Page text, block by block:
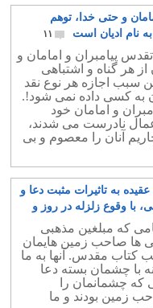
و حتی خدا، توهم
نام ادیان است
۱۱
تقدس پیامبران و امامان و
هر گناه و اشتباهی
سبب اجازه هر نوع نقد
به کسی داده نمی شود!.
و امامان خود
نادرست می شدند،
آنان را معصوم و بی
نیاوریم..
به تاثیرات مثبت دعا و
با وقوع زلزله در روز و
که مبلغین مذهبی
ها صاحب زمین هایمان
کتاب مقدس. آنها به ما
با چشمان بسته دعا
که چشمانمان را
زمین بودند و ما